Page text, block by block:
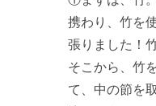
携わり、竹を
張りました！
そこから、竹
て、中の節を